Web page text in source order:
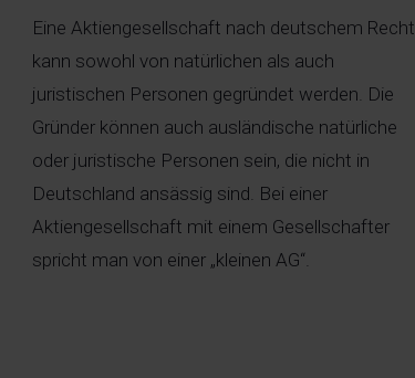
Eine Aktiengesellschaft nach deutschem Recht
kann sowohl von natürlichen als auch
juristischen Personen gegründet werden. Die
Gründer können auch ausländische natürliche
oder juristische Personen sein, die nicht in
Deutschland ansässig sind. Bei einer
Aktiengesellschaft mit einem Gesellschafter
spricht man von einer „kleinen AG“.